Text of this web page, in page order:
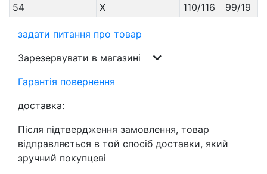
54
X 110/116 99/19
задати питання про товар
Зарезервувати в магазині
Гарантія повернення
доставка:
Після підтвердження замовлення, товар
відправляється в той спосіб доставки, який
зручний покупцеві